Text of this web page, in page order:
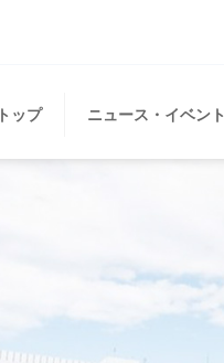
トップ ニュース・イベント